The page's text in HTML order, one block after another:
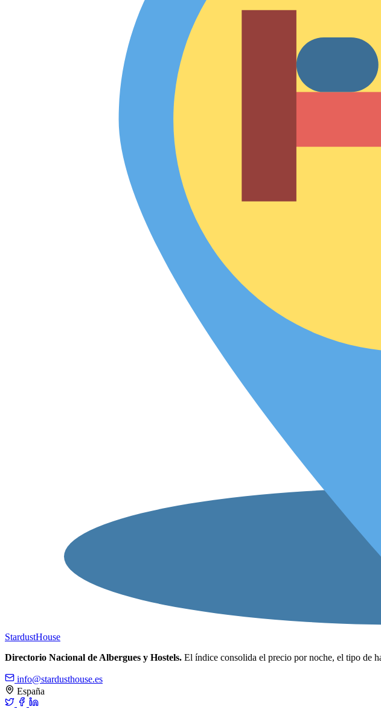
StardustHouse
Directorio Nacional de Albergues y Hostels. El índice consolida el precio por noche, el tipo de
info@stardusthouse.es
España